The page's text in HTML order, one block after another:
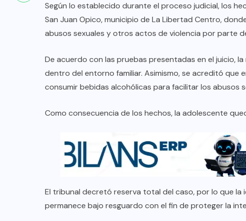
Según lo establecido durante el proceso judicial, los
San Juan Opico, municipio de La Libertad Centro,
abusos sexuales y otros actos de violencia por parte
De acuerdo con las pruebas presentadas en el juicio,
dentro del entorno familiar. Asimismo, se acreditó que
consumir bebidas alcohólicas para facilitar los abusos
Como consecuencia de los hechos, la adolescente
El tribunal decretó reserva total del caso, por lo que
permanece bajo resguardo con el fin de proteger la